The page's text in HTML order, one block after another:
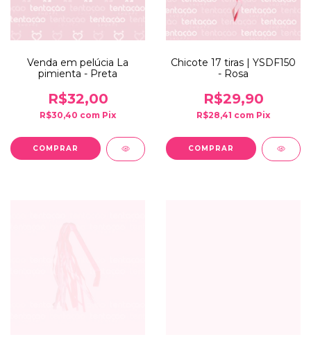
Venda em pelúcia La
pimienta - Preta
R$32,00
R$30,40 com Pix
Chicote 17 tiras | YSDF150
- Rosa
R$29,90
R$28,41 com Pix